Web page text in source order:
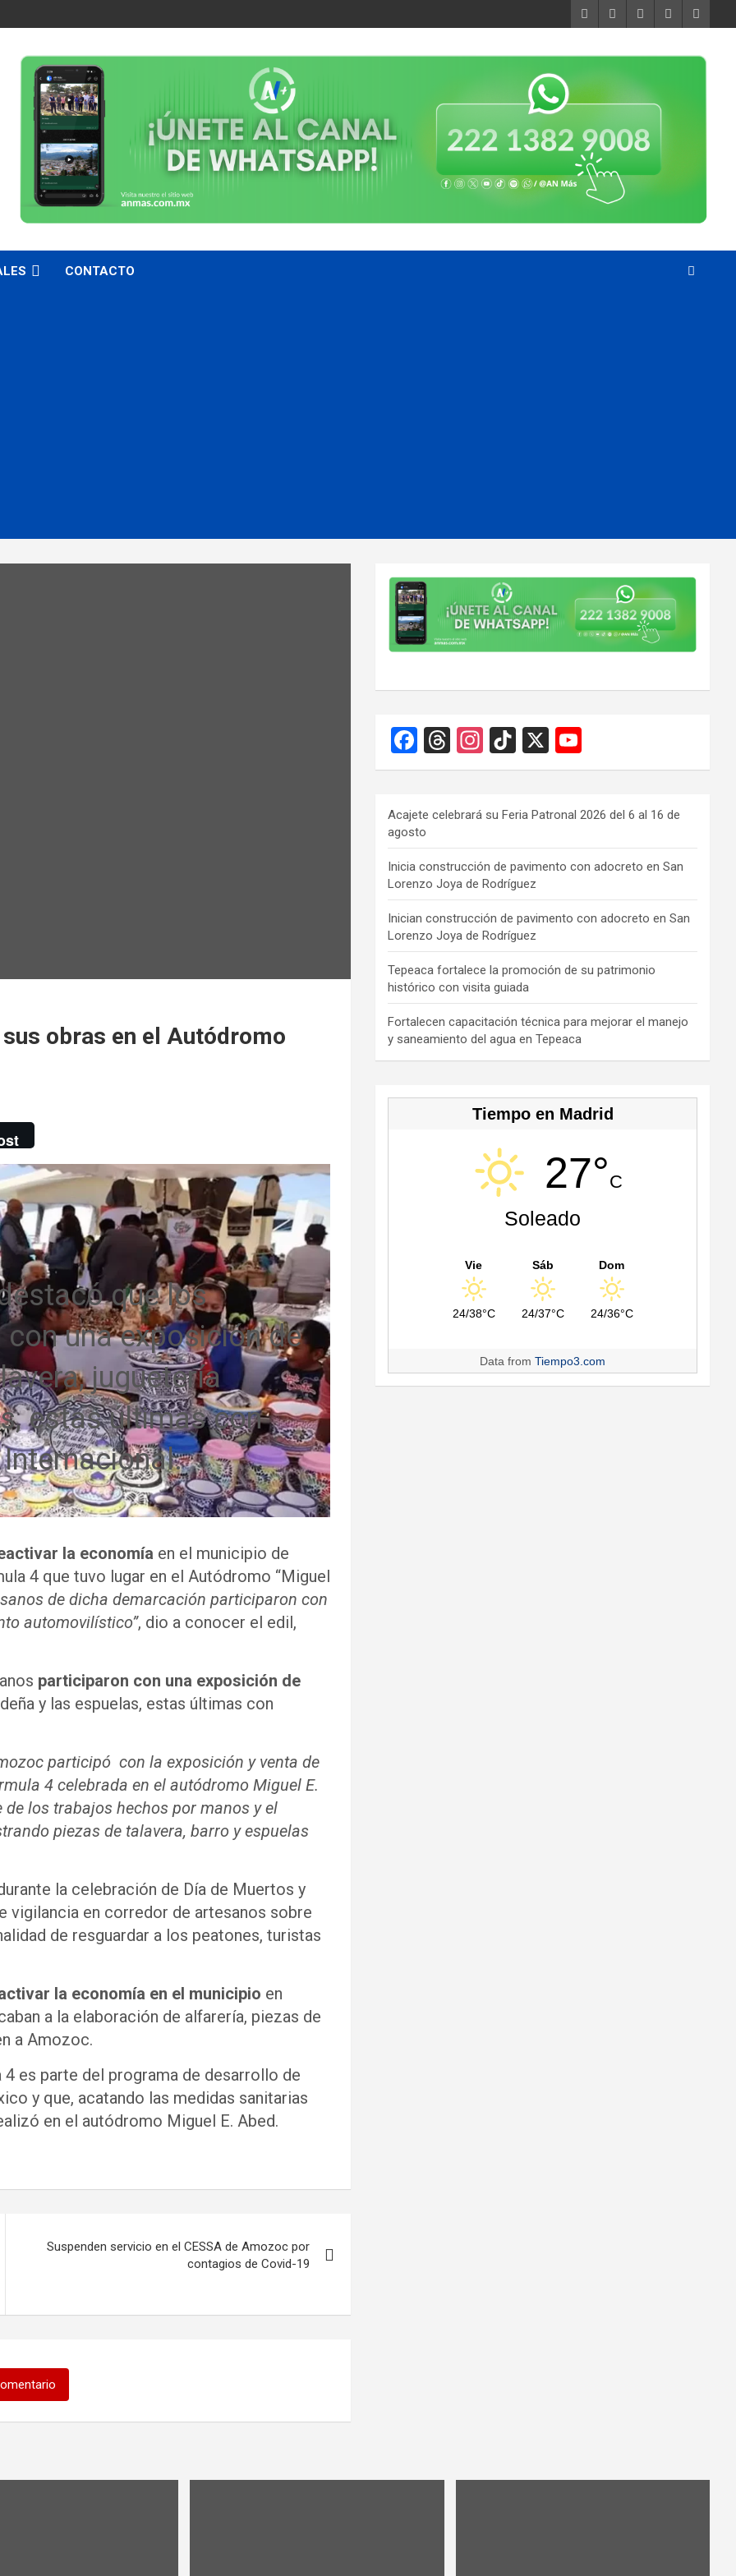
CONTACTO
obras en el Autódromo
que los
una exposición de
juguetería
estas últimas con
la economía en el municipio de
4 que tuvo lugar en el Autódromo “Miguel
de dicha demarcación participaron con
automovilístico”, dio a conocer el edil,
participaron con una exposición de
y las espuelas, estas últimas con
participó con la exposición y venta de
4 celebrada en el autódromo Miguel E.
los trabajos hechos por manos y el
piezas de talavera, barro y espuelas
la celebración de Día de Muertos y
vigilancia en corredor de artesanos sobre
de resguardar a los peatones, turistas
la economía en el municipio en
a la elaboración de alfarería, piezas de
a Amozoc.
es parte del programa de desarrollo de
y que, acatando las medidas sanitarias
en el autódromo Miguel E. Abed.
Suspenden servicio en el CESSA de Amozoc por
contagios de Covid-19
F
a
b
o
o
k
T
hr
a
d
s
In
st
gr
a
m
Ti
k
o
k
X
o
T
u
b
e
C
h
a
n
n
el
Acajete celebrará su Feria Patronal 2026 del 6 al 16 de
agosto
Inicia construcción de pavimento con adocreto en San
Lorenzo Joya de Rodríguez
Inician construcción de pavimento con adocreto en San
Lorenzo Joya de Rodríguez
Tepeaca fortalece la promoción de su patrimonio
histórico con visita guiada
Fortalecen capacitación técnica para mejorar el manejo
y saneamiento del agua en Tepeaca
Tiempo en Madrid
27°C
Soleado
Vie
24/38°C
Sáb
24/37°C
Dom
24/36°C
Data fromTiempo3.com